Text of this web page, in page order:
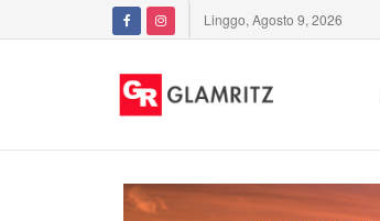
Linggo, Agosto 9, 2026